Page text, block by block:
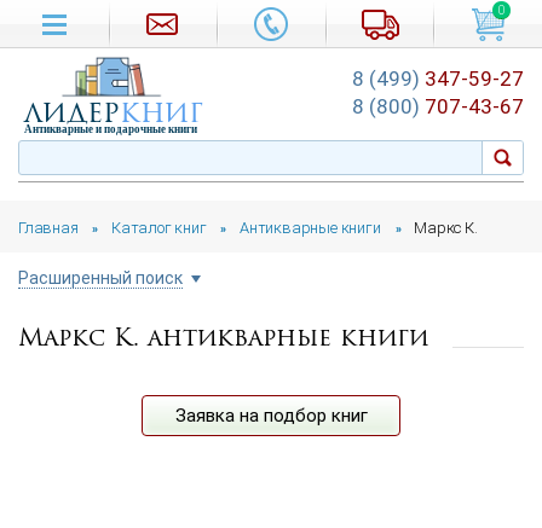
Главная » Каталог книг » Антикварные книги » Маркс К.
Расширенный поиск
Цена руб.
Маркс К. антикварные книги
Заявка на подбор книг
0
лидеркниг
Антикварные и подарочные книги
8 (499) 347-59-27
8 (800) 707-43-67